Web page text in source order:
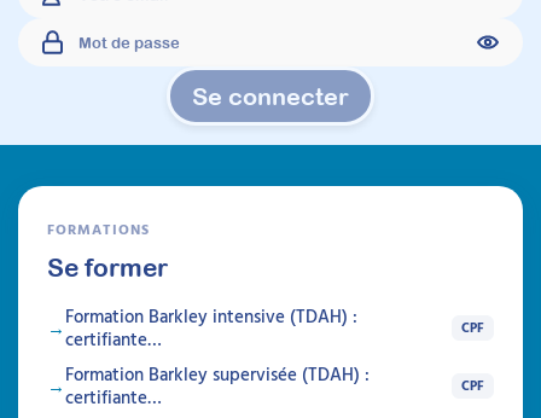
Se connecter
FORMATIONS
Se former
Formation Barkley intensive (TDAH) :
certifiante…
CPF
Formation Barkley supervisée (TDAH) :
certifiante…
CPF